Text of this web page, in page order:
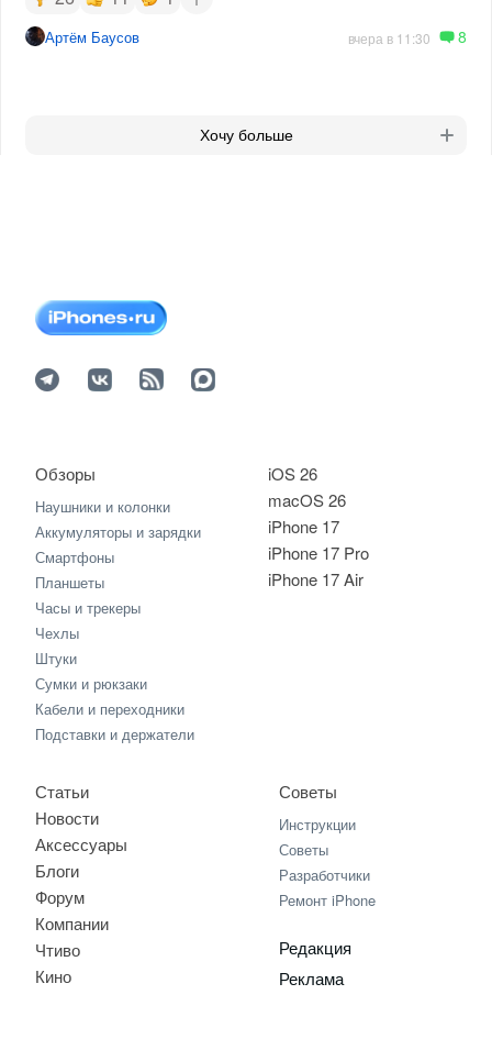
Артём Баусов вчера в 11:30 8
Хочу больше
iOS 26
macOS 26
iPhone 17
iPhone 17 Pro
iPhone 17 Air
Обзоры
Наушники и колонки
Аккумуляторы и зарядки
Смартфоны
Планшеты
Часы и трекеры
Чехлы
Штуки
Сумки и рюкзаки
Кабели и переходники
Подставки и держатели
Статьи
Новости
Аксессуары
Блоги
Форум
Компании
Чтиво
Кино
Советы
Инструкции
Советы
Разработчики
Ремонт iPhone
Редакция
Реклама